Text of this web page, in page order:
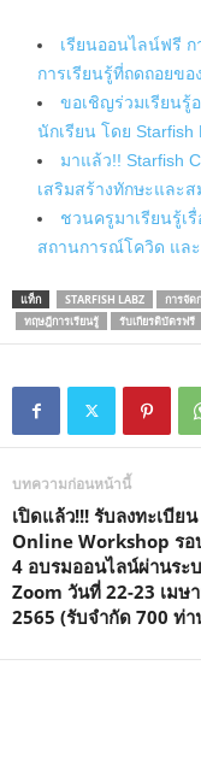
เรียนออนไลน์ฟรี
การเรียนรู้ที่ถดถอยขอ
ขอเชิญร่วมเรียนรู้
นักเรียน โดย Starfish
มาแล้ว!! Starfish
เสริมสร้างทักษะและ
ชวนครูมาเรียนรู้เ
สถานการณ์โควิด และ
แท็ก STARFISH LABZ การจัด
ทฤษฎีการเรียนรู้
รับเกียรติบัตรฟรี
บทความก่อนหน้านี้
เปิดแล้ว!!! รับลงทะเบียน
Online Workshop รอ
4 อบรมออนไลน์ผ่านระ
Zoom วันที่ 22-23 เมษ
2565 (รับจำกัด 700 ท่า